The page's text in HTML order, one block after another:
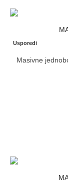
Usporedi
Masivne